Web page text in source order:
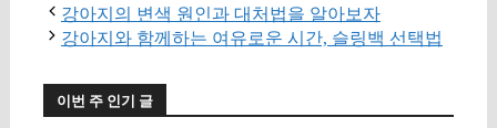
강아지의 변색 원인과 대처법을 알아보자
강아지와 함께하는 여유로운 시간, 슬링백 선택법
이번 주 인기 글